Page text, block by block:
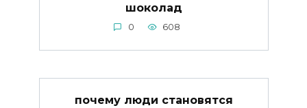
шоколад
0 608
почему люди становятся